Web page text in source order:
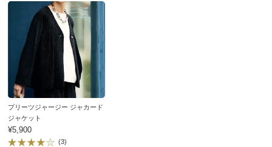
お支払い方法
■色：ブラック
■素材：ポリエステル97・ポリウレタン3％
■ウエストゴム入り
■両脇2個ポケット付き
■原産国：中国製
■プリーツ加工は永久的なものではありません。着用やお
洗濯の繰り返しにより消失する場合があります。
サイズ（cm）
プリーツジャージー ジャカード
ジャケット
¥5,900
(3)